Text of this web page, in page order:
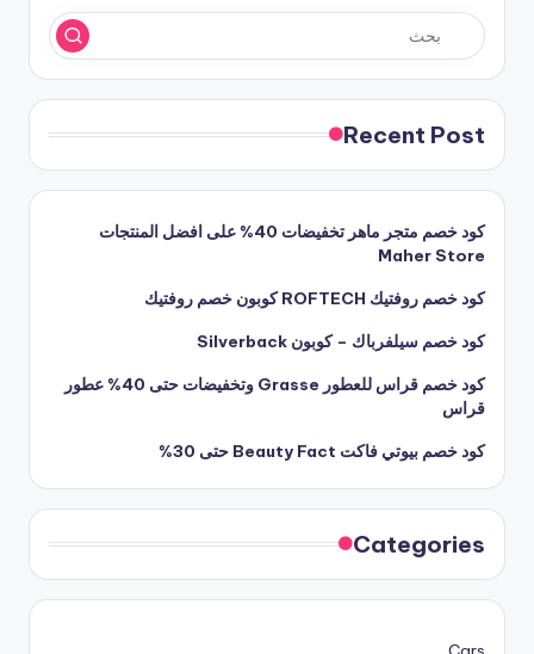
Recent Post
كود خصم متجر ماهر تخفيضات 40% على افضل المنتجات
Maher Store
كود خصم روفتيك ROFTECH كوبون خصم روفتيك
كود خصم سيلفرباك – كوبون Silverback
كود خصم قراس للعطور Grasse وتخفيضات حتى 40% عطور
قراس
كود خصم بيوتي فاكت Beauty Fact حتى 30%
Categories